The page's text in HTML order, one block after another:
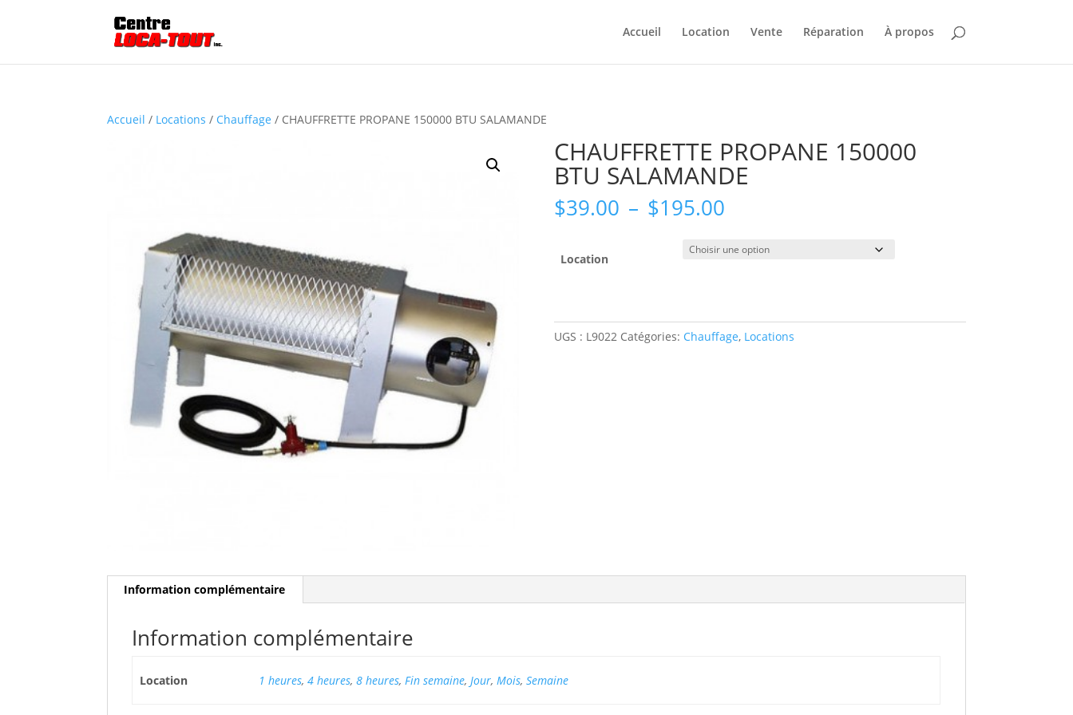
Accueil Location Vente Réparation À propos
Accueil / Locations / Chauffage / CHAUFFRETTE PROPANE 150000 BTU SALAMANDE
CHAUFFRETTE PROPANE 150000
BTU SALAMANDE
$39.00 – $195.00Plage
prix :
$39.00
Location
UGS : L9022 Catégories: Chauffage, Locations
Information complémentaire
Information complémentaire
Location 1 heures, 4 heures, 8 heures, Fin semaine, Jour, Mois, Semaine